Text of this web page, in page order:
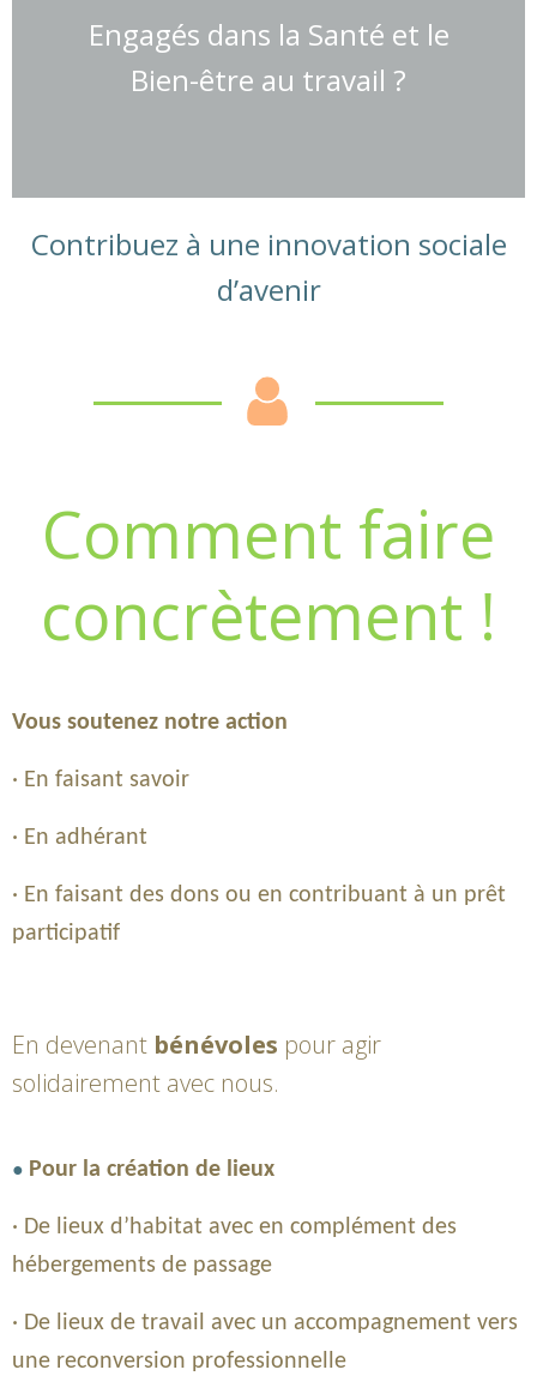
Engagés dans la Santé et le
Bien-être au travail ?
Contribuez à une innovation sociale
d’avenir
Comment faire
concrètement !
Vous soutenez notre action
· En faisant savoir
· En adhérant
· En faisant des dons ou en contribuant à un prêt
participatif
En devenant bénévoles pour agir
solidairement avec nous.
● Pour la création de lieux
· De lieux d’habitat avec en complément des
hébergements de passage
· De lieux de travail avec un accompagnement vers
une reconversion professionnelle